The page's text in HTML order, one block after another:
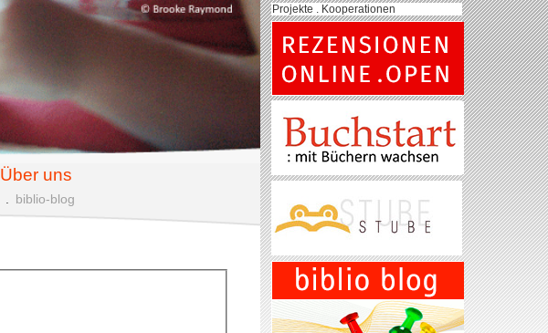
Über uns
biblio-blog
Projekte . Kooperationen